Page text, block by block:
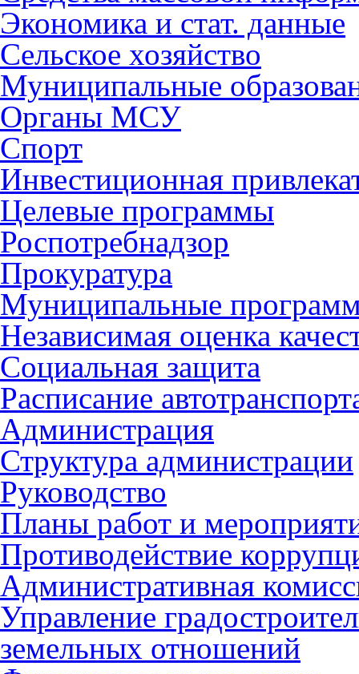
Экономика и стат. данные
Сельское хозяйство
Муниципальные
Органы МСУ
Спорт
Инвестиционная
Целевые программы
Роспотребнадзор
Прокуратура
Муниципальные
Независимая оценка
Социальная защита
Расписание
Администрация
Структура администрации
Руководство
Планы работ и
Противодействие
Административная
Управление
земельных отношений